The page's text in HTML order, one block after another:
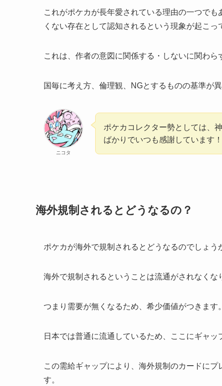
これがポケカが長年愛されている理由の一つで
くない存在として認知されるという現象が起こっ
これは、作者の意図に関係する・しないに関わら
国毎に考え方、倫理観、NGとするものの基準が
ニコタ
ポケカコレクター勢としては、
ばかりでいつも感謝しています！
海外規制されるとどうなるの？
ポケカが海外で規制されるとどうなるのでしょう
海外で規制されるということは流通がされなくな
つまり需要が無くなるため、希少価値がつきます
日本では普通に流通しているため、ここにギャッ
この需給ギャップにより、海外規制のカードに
す。